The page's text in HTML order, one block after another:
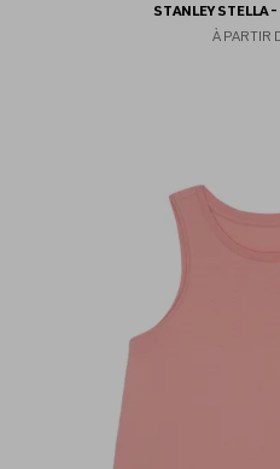
STANLEY STELLA
À PARTIR